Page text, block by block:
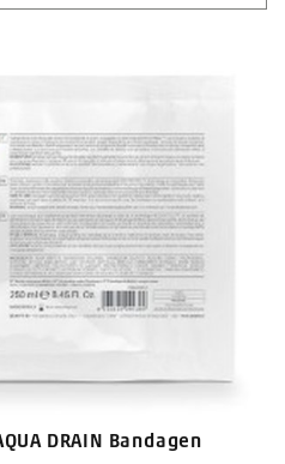
DRAIN Bandagen